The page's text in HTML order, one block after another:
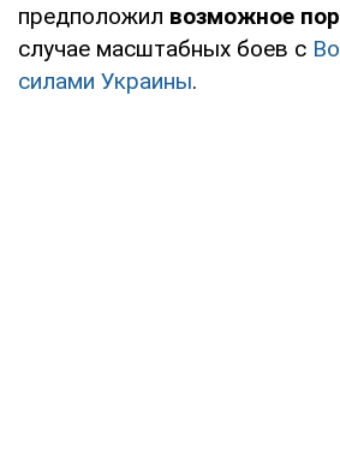
предположил возможное
случае масштабных боев с
силами Украины.